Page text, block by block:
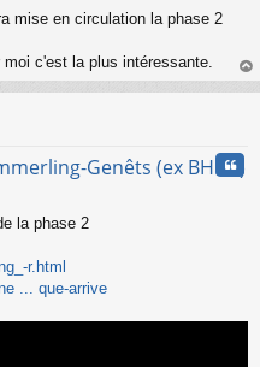
mise en circulation la phase 2
c'est la plus intéressante.
au
Genêts (ex BHNS)
la phase 2
r.html
... que-arrive